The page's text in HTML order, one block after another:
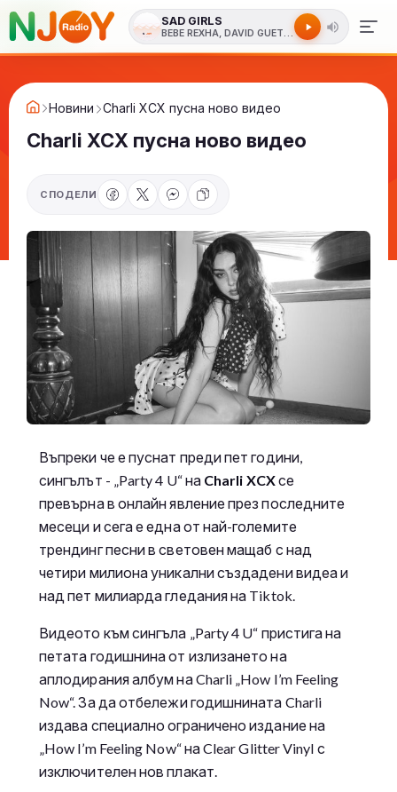
SAD GIRLS
BEBE REXHA, DAVID GUETTA
Новини Charli XCX пусна ново видео
Charli XCX пусна ново видео
СПОДЕЛИ
Въпреки че е пуснат преди пет години,
сингълът - „Party 4 U“ на Charli XCXсе
превърна в онлайн явление през последните
месеци и сега е една от най-големите
трендинг песни в световен мащаб с над
четири милиона уникални създадени видеа и
над пет милиарда гледания на Tiktok.
Видеото към сингъла „Party 4 U“ пристига на
петата годишнина от излизането на
аплодирания албум на Charli „How I’m Feeling
Now“. За да отбележи годишнината Charli
издава специално ограничено издание на
„How I’m Feeling Now“ на Clear Glitter Vinyl с
изключителен нов плакат.